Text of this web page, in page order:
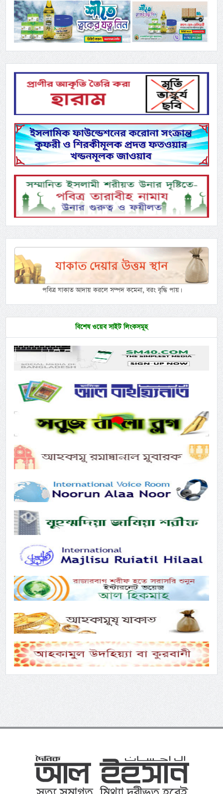
পবিত্র যাকাত আদায় করলে সম্পদ কমেনা, বরং বৃদ্ধি পায়।
বিশেষ ওয়েব সাইট লিংকসমূহ